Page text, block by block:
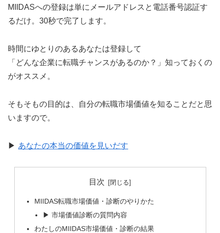
MIIDASへの登録は単にメールアドレスと電話番号認証す
るだけ。30秒で完了します。
時間にゆとりのあるあなたは登録して
「どんな企業に転職チャンスがあるのか？」知っておくの
がオススメ。
そもそもの目的は、自分の転職市場価値を知ることだと思
いますので。
▶︎ あなたの本当の価値を見いだす
目次
MIIDAS転職市場価値・診断のやりかた
▶︎ 市場価値診断の質問内容
わたしのMIIDAS市場価値・診断の結果